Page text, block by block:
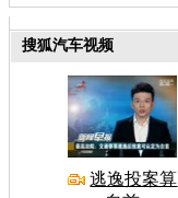
搜狐汽车视频
逃逸投案算